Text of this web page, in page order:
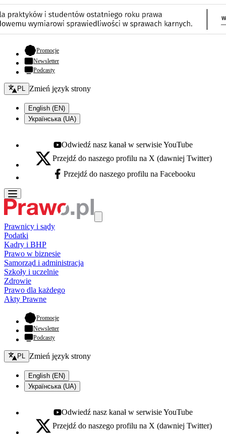
Promocje- otwiera się w nowej karcie
Newsletter
Podcasty
Zmień język - bieżący:
PL Zmień język strony
English (EN)
Українська (UA)
Youtube - otwiera się w nowej karcie
Odwiedź nasz kanał w serwisie YouTube
X - otwiera się w nowej karcie
Przejdź do naszego profilu na X (dawniej Twitter)
Facebook - otwiera się w nowej karcie
Przejdź do naszego profilu na Facebooku
Prawnicy i sądy
Podatki
Kadry i BHP
Prawo w biznesie
Samorząd i administracja
Szkoły i uczelnie
Zdrowie
Prawo dla każdego
Akty Prawne
Promocje- otwiera się w nowej karcie
Newsletter
Podcasty
Zmień język - bieżący:
PL Zmień język strony
English (EN)
Українська (UA)
Youtube - otwiera się w nowej karcie
Odwiedź nasz kanał w serwisie YouTube
X - otwiera się w nowej karcie
Przejdź do naszego profilu na X (dawniej Twitter)